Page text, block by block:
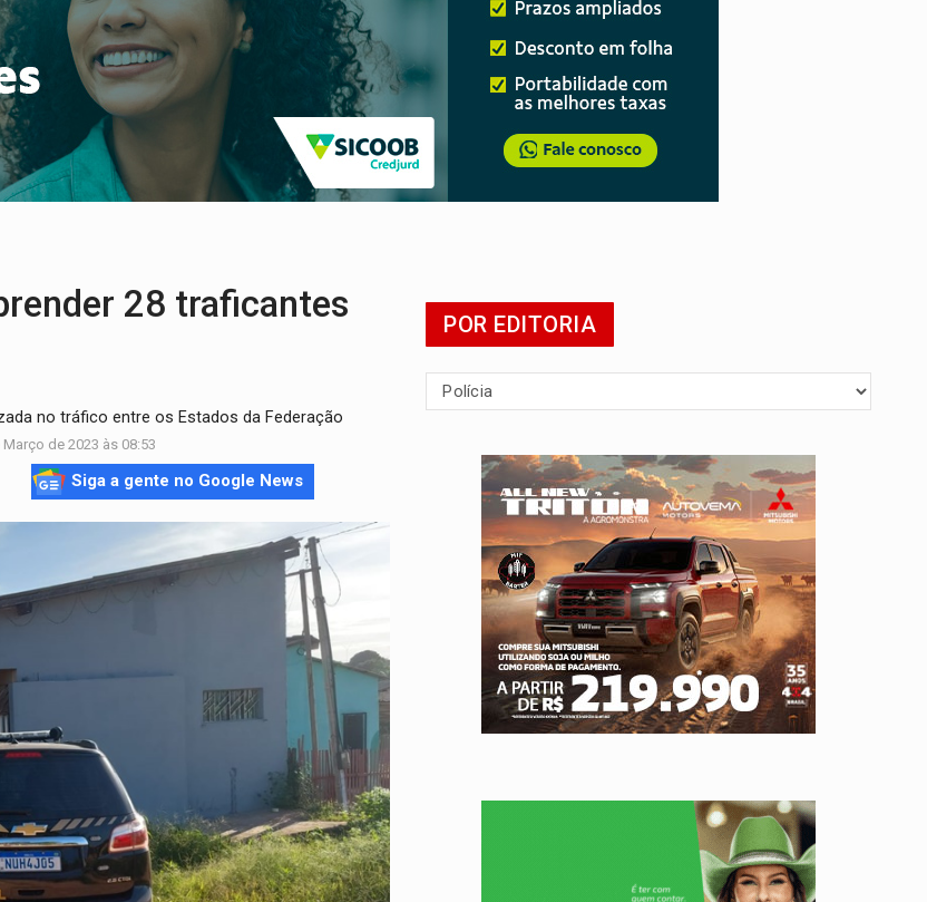
para acelerar negócios
na BR-364
municipais de Rondônia
mais de 7,3 mil participantes
28 traficantes
no tráfico entre os Estados da Federação
de 2023 às 08:53
Siga a gente no Google News
POR EDITORIA